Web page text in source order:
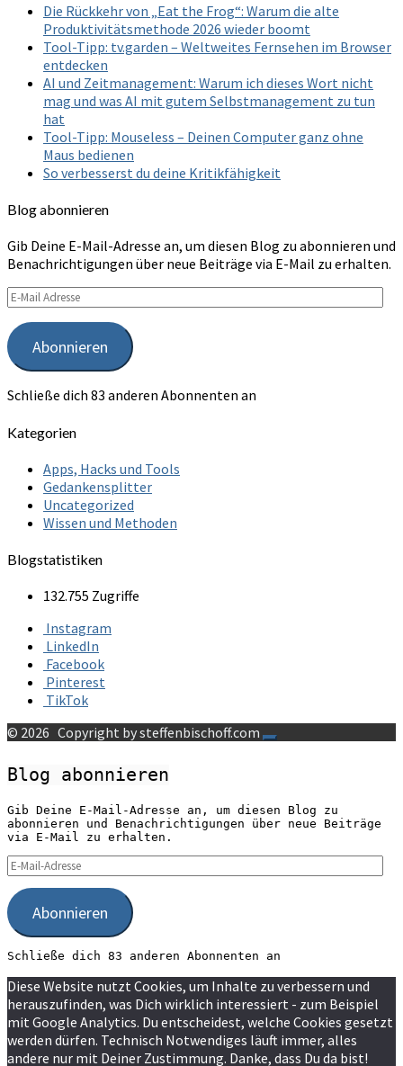
Die Rückkehr von „Eat the Frog“: Warum die alte
Produktivitätsmethode 2026 wieder boomt
Tool-Tipp: tv.garden – Weltweites Fernsehen im Browser
entdecken
AI und Zeitmanagement: Warum ich dieses Wort nicht
mag und was AI mit gutem Selbstmanagement zu tun
hat
Tool-Tipp: Mouseless – Deinen Computer ganz ohne
Maus bedienen
So verbesserst du deine Kritikfähigkeit
Blog abonnieren
Gib Deine E-Mail-Adresse an, um diesen Blog zu abonnieren und
Benachrichtigungen über neue Beiträge via E-Mail zu erhalten.
E-
Mail
Adresse
Abonnieren
Schließe dich 83 anderen Abonnenten an
Kategorien
Apps, Hacks und Tools
Gedankensplitter
Uncategorized
Wissen und Methoden
Blogstatistiken
132.755 Zugriffe
Instagram
LinkedIn
Facebook
Pinterest
TikTok
© 2026 Copyright by steffenbischoff.com
Blog abonnieren
Gib Deine E-Mail-Adresse an, um diesen Blog zu
abonnieren und Benachrichtigungen über neue Beiträge
via E-Mail zu erhalten.
E-
Mail-
Adresse
Abonnieren
Schließe dich 83 anderen Abonnenten an
Diese Website nutzt Cookies, um Inhalte zu verbessern und
herauszufinden, was Dich wirklich interessiert - zum Beispiel
mit Google Analytics. Du entscheidest, welche Cookies gesetzt
werden dürfen. Technisch Notwendiges läuft immer, alles
andere nur mit Deiner Zustimmung. Danke, dass Du da bist!